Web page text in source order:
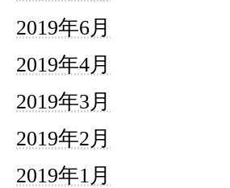
2019年6月
2019年4月
2019年3月
2019年2月
2019年1月